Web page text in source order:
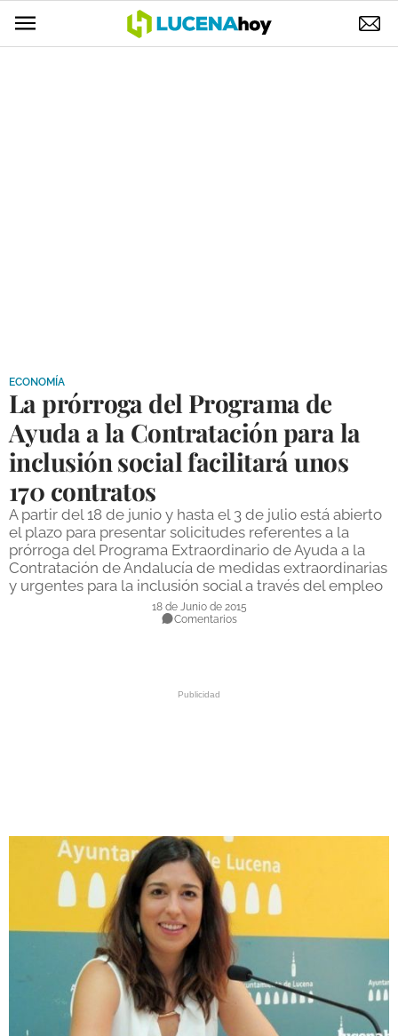
DEPORTES
COMPETICIONES
DEPORTE BASE
OPINIÓN
VENTANA CIUDADANA
CÓRDOBA
GALERÍAS
ECONOMÍA
La prórroga del Programa de
Ayuda a la Contratación para la
inclusión social facilitará unos
170 contratos
A partir del 18 de junio y hasta el 3 de julio está abierto
el plazo para presentar solicitudes referentes a la
prórroga del Programa Extraordinario de Ayuda a la
Contratación de Andalucía de medidas extraordinarias
y urgentes para la inclusión social a través del empleo
18 de Junio de 2015
Comentarios